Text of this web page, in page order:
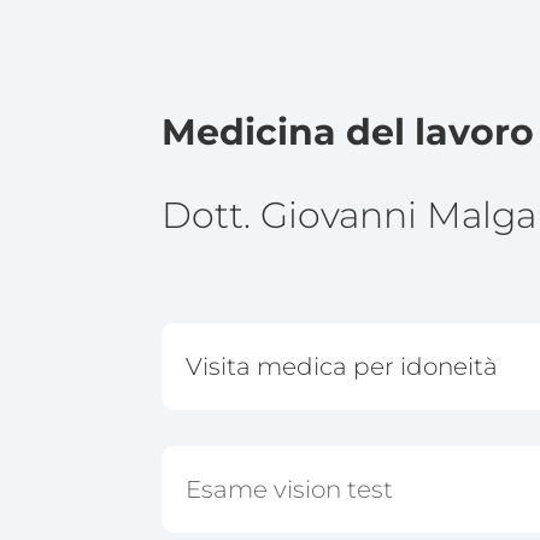
Medicina del lavoro
Dott. Giovanni
Visita medica per idoneità
Esame vision test